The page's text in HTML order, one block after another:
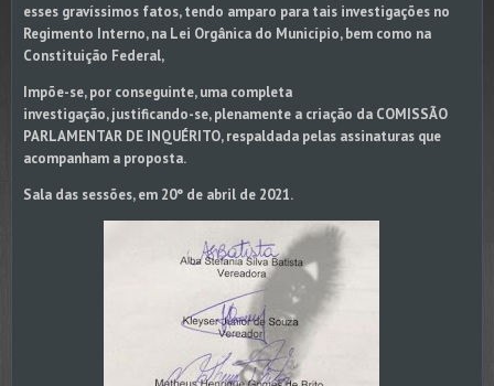
esses gravíssimos fatos, tendo amparo para tais investigações no
Regimento Interno,na Lei Orgânica do Município, bem como na
Constituição Federal,
Impõe-se, por conseguinte, uma completa
investigação,justificando-se, plenamente a criação da COMISSÃO
PARLAMENTAR DE INQUÉRITO, respaldada pelas assinaturas que
acompanham a proposta.
Sala das sessões, em 20° de abril de 2021.